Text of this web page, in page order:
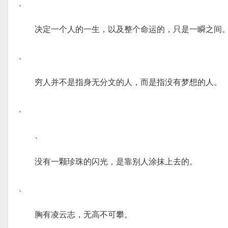
决定一个人的一生，以及整个命运的，只是一瞬之间
、
穷人并不是指身无分文的人，而是指没有梦想的人。
、
、
没有一颗珍珠的闪光，是靠别人涂抹上去的。
、
胸有凌云志，无高不可攀。